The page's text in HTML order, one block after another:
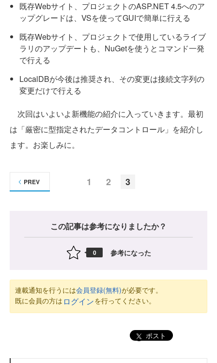
既存Webサイト、プロジェクトのASP.NET 4.5へのア
ップグレードは、VSを使ってGUIで簡単に行える
既存Webサイト、プロジェクトで使用しているライブ
ラリのアップデートも、NuGetを使うとコマンド一発
で行える
LocalDBが今後は推奨され、その変更は接続文字列の
変更だけで行える
次回はいよいよ新機能の紹介に入っていきます。最初
は「厳密に型指定されたデータコントロール」を紹介し
ます。お楽しみに。
1 2 3
PREV
この記事は参考になりましたか？
0 参考になった
連載通知を行うには会員登録(無料)が必要です。
既に会員の方は ログインを行ってください。
ポスト